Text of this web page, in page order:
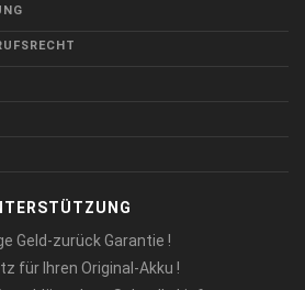
Geld-zurück Garantie !
für Ihren Original-Akku !